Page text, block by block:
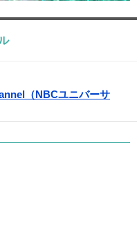
（NBCユニバーサ